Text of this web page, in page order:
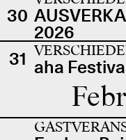
30
2026
31 aha